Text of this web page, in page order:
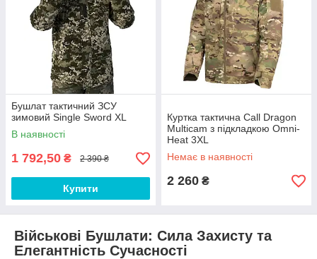
Бушлат тактичний ЗСУ
зимовий Single Sword XL
В наявності
1 792,50 ₴ 2 390 ₴
Купити
Куртка тактична Call Dragon
Multicam з підкладкою Omni-
Heat 3XL
Немає в наявності
2 260 ₴
Військові Бушлати: Сила Захисту та
Елегантність Сучасності